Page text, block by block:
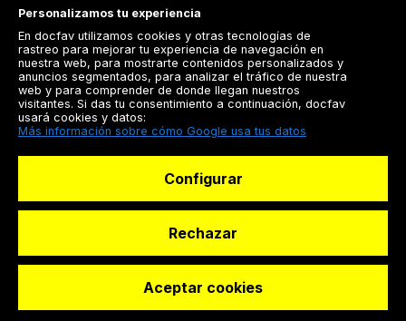
Solicitar reserva
Registrarse
Docfav
© Dashboard Technologies S.L
Personalizamos tu experiencia
En docfav utilizamos cookies y otras tecnologías de
rastreo para mejorar tu experiencia de navegación en
nuestra web, para mostrarte contenidos personalizados y
anuncios segmentados, para analizar el tráfico de nuestra
web y para comprender de donde llegan nuestros
visitantes. Si das tu consentimiento a continuación, docfav
usará cookies y datos:
Más información sobre cómo Google usa tus datos
Configurar
Rechazar
Aceptar cookies